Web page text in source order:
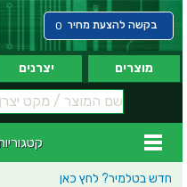
בקשה להצעת מחיר 0
מוצרים יצרנים
חדש בטלמיר? לחץ כאן